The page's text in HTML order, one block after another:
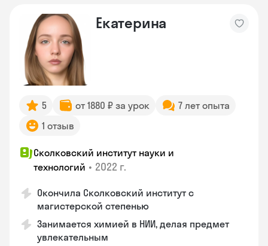
Екатерина
5 от 1880 ₽ за урок
7 лет опыта
1 отзыв
Сколковский институт науки и
технологий • 2022 г.
Окончила Сколковский институт с
магистерской степенью
Занимается химией в НИИ, делая предмет
увлекательным